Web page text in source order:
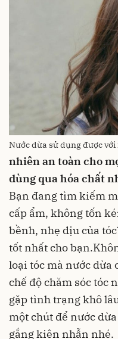
Nước dừa sử dụng được
nhiên an toàn cho
dùng qua hóa chất
Bạn đang tìm kiếm
cấp ẩm, không tốn
bềnh, nhẹ dịu của
tốt nhất cho
loại tóc mà nước dừa
chế độ chăm sóc tóc
gặp tình trạng khô
một chút để nước
gắng kiên nhẫn nhé.